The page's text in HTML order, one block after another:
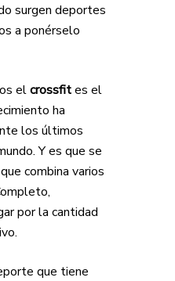
surgen deportes
a ponérselo
elcrossfites el
ha
los últimos
Y es que se
combina varios
por la cantidad
que tiene